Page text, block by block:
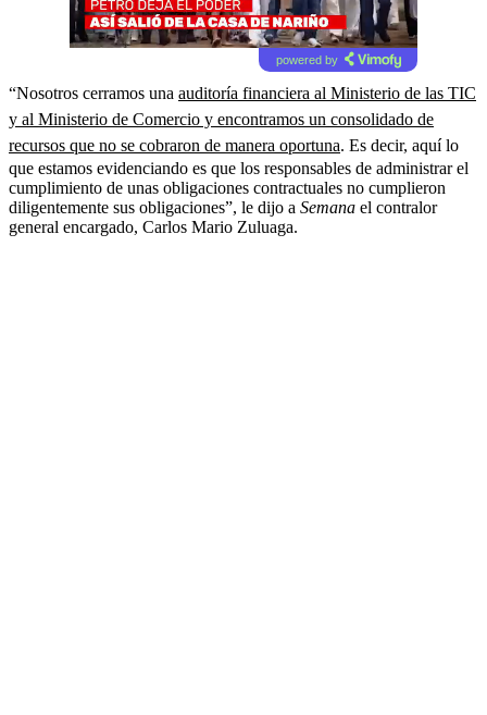
powered by
“Nosotros cerramos una auditoría financiera al Ministerio de las TIC
y al Ministerio de Comercio y encontramos un consolidado de
recursos que no se cobraron de manera oportuna. Es decir, aquí lo
que estamos evidenciando es que los responsables de administrar el
cumplimiento de unas obligaciones contractuales no cumplieron
diligentemente sus obligaciones”, le dijo a Semana el contralor
general encargado, Carlos Mario Zuluaga.